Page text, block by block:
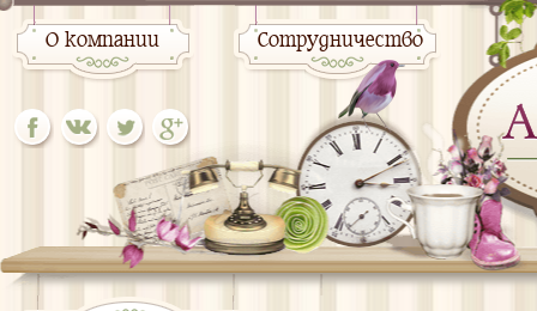
О компании Сотрудничество